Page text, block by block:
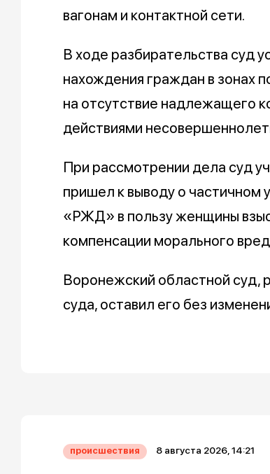
вагонам и контактной сети.
В ходе разбирательства суд
нахождения граждан в зонах
на отсутствие надлежащего
действиями
При рассмотрении дела суд
пришел к выводу о
«РЖД» в пользу женщины
компенсации морального
Воронежский областной суд,
суда, оставил его без
происшествия 8 августа 2026, 14:21